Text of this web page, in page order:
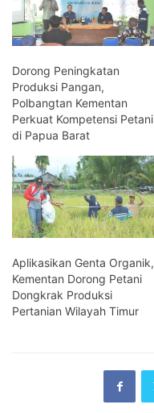
Dorong Peningkatan
Produksi Pangan,
Polbangtan Kementan
Perkuat Kompetensi Petani
di Papua Barat
Aplikasikan Genta Organik,
Kementan Dorong Petani
Dongkrak Produksi
Pertanian Wilayah Timur